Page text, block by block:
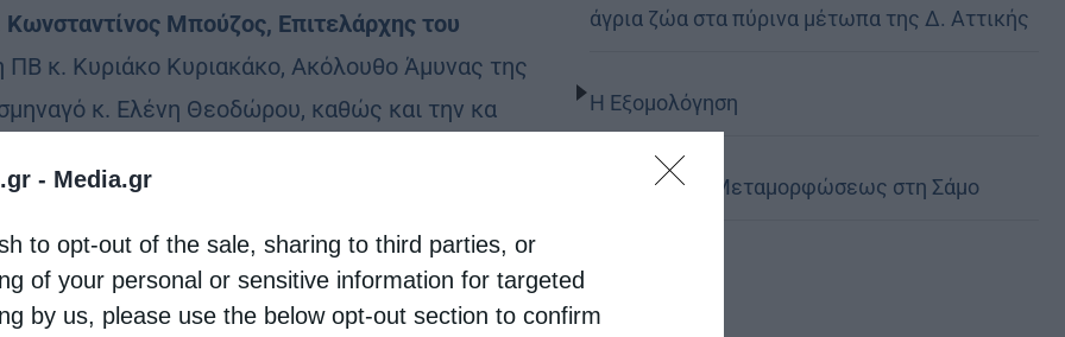
- Media.gr
to opt-out of the sale, sharing to third parties, or
of your personal or sensitive information for targeted
by us, please use the below opt-out section to confirm
Μπούζος, Επιτελάρχης του
κ. Κυριάκο Κυριακάκο, Ακόλουθο Άμυνας της
κ. Ελένη Θεοδώρου, καθώς και την κα
στην Αυστραλία για να συμμετάσχει στις
Μάχης της Κρήτης , ενός γεγονότος που
άγρια ζώα στα πύρινα μέτωπα της Δ. Αττικής
Η Εξομολόγηση
Η Εορτή της Μεταμορφώσεως στη Σάμο